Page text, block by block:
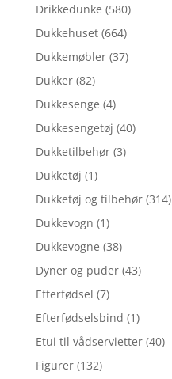
Drikkedunke (580)
Dukkehuset (664)
Dukkemøbler (37)
Dukker (82)
Dukkesenge (4)
Dukkesengetøj (40)
Dukketilbehør (3)
Dukketøj (1)
Dukketøj og tilbehør (314)
Dukkevogn (1)
Dukkevogne (38)
Dyner og puder (43)
Efterfødsel (7)
Efterfødselsbind (1)
Etui til vådservietter (40)
Figurer (132)